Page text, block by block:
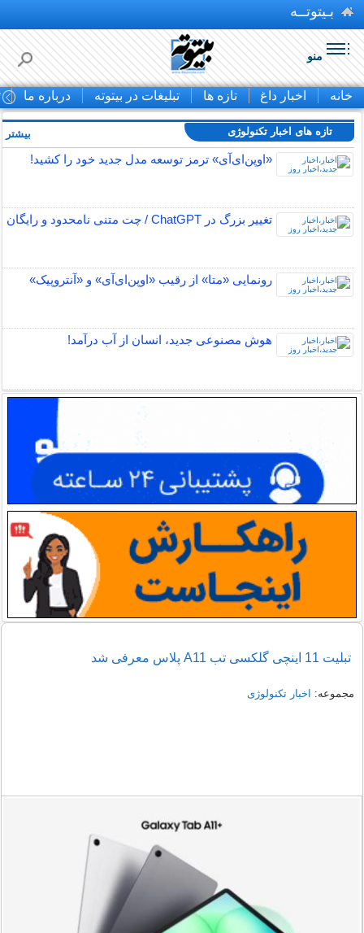
بـیتوتــه
منو
خانه اخبار داغ تازه ها تبلیغات در بیتوته درباره ما
تازه های اخبار تکنولوژی
«اوپن‌ای‌آی» ترمز توسعه مدل جدید خود را کشید!
تغییر بزرگ در ChatGPT / چت متنی نامحدود و رایگان
رونمایی «متا» از رقیب «اوپن‌ای‌آی» و «آنتروپیک»
هوش مصنوعی جدید، انسان از آب درآمد!
بیشتر
تبلیت 11 اینچی گلکسی تب A11 پلاس معرفی شد
مجموعه: اخبار تکنولوژی